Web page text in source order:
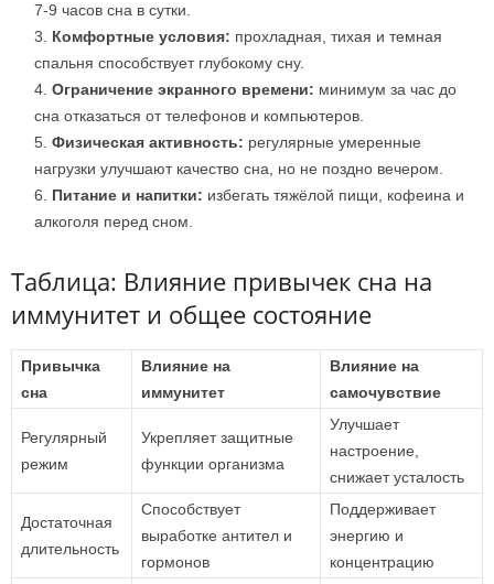
7-9 часов сна в сутки.
Комфортные условия: прохладная, тихая и темная
спальня способствует глубокому сну.
Ограничение экранного времени: минимум за час до
сна отказаться от телефонов и компьютеров.
Физическая активность: регулярные умеренные
нагрузки улучшают качество сна, но не поздно вечером.
Питание и напитки: избегать тяжёлой пищи, кофеина и
алкоголя перед сном.
Таблица: Влияние привычек сна на
иммунитет и общее состояние
Привычка
сна
Влияние на
иммунитет
Влияние на
самочувствие
Регулярный
режим
Укрепляет защитные
функции организма
Улучшает
настроение,
снижает усталость
Достаточная
длительность
Способствует
выработке антител и
гормонов
Поддерживает
энергию и
концентрацию